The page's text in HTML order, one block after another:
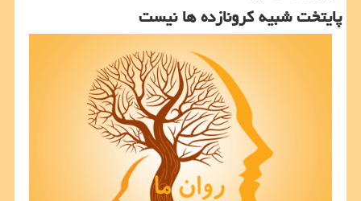
پایتخت شبیه كرونازده ها نیست